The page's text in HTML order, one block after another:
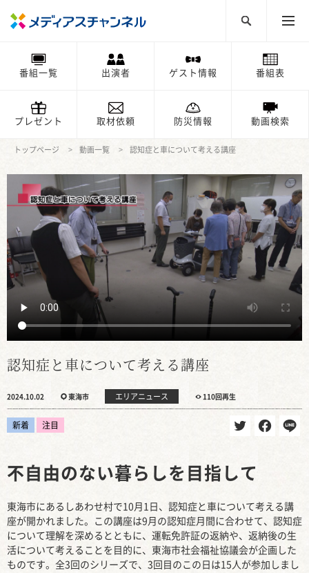
番組一覧 出演者 ゲスト情報 番組表
プレゼント 取材依頼 防災情報 動画検索
トップページ 動画一覧 認知症と車について考える講座
認知症と車について考える講座
2024.10.02 東海市 エリアニュース 110回再生
新着 注目
不自由のない暮らしを目指して
東海市にあるしあわせ村で10月1日、認知症と車について考える講
座が開かれました。この講座は9月の認知症月間に合わせて、認知症
について理解を深めるとともに、運転免許証の返納や、返納後の生
活について考えることを目的に、東海市社会福祉協議会が企画した
ものです。全3回のシリーズで、3回目のこの日は15人が参加しまし